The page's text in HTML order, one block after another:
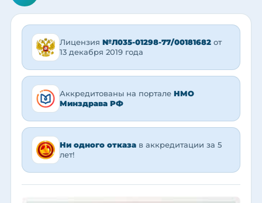
Лицензия №Л035-01298-77/00181682 от
13 декабря 2019 года
Аккредитованы на портале НМО
Минздрава РФ
Ни одного отказа в аккредитации за 5
лет!